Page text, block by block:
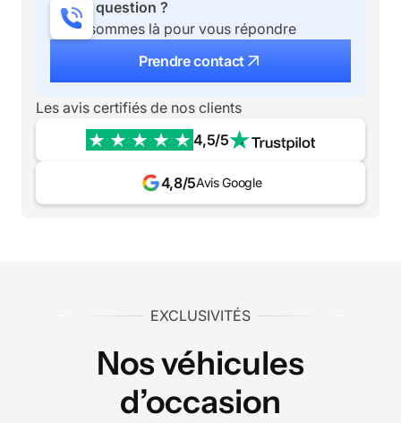
Une question ?
Nous sommes là pour vous répondre
Prendre contact
Les avis certifiés de nos clients
4,5/5
4,8/5Avis Google
EXCLUSIVITÉS
Nos véhicules
d’occasion